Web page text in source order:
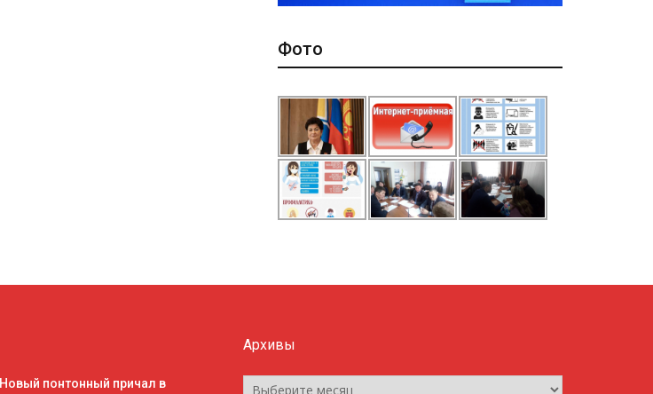
Фото
Новый понтонный причал в
Архивы
Архивы